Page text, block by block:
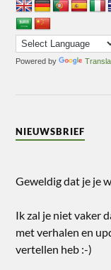
Powered by
NIEUWSBRIEF
Geweldig dat je je
Ik zal je niet vaker
met verhalen en
vertellen heb :-)